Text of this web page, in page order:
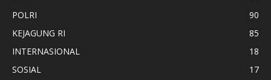
POLRI
90
KEJAGUNG RI
85
INTERNASIONAL
18
SOSIAL
17